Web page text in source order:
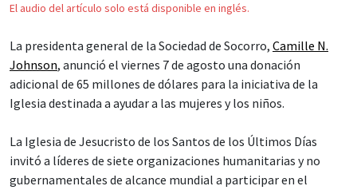
El audio del artículo solo está disponible en inglés.
La presidenta general de la Sociedad de Socorro, Camille N.
Johnson, anunció el viernes 7 de agosto una donación
adicional de 65 millones de dólares para la iniciativa de la
Iglesia destinada a ayudar a las mujeres y los niños.
La Iglesia de Jesucristo de los Santos de los Últimos Días
invitó a líderes de siete organizaciones humanitarias y no
gubernamentales de alcance mundial a participar en el